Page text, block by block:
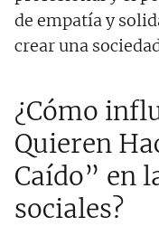
de empatía y
crear una
¿Cómo
Quieren
Caído” en
sociales?